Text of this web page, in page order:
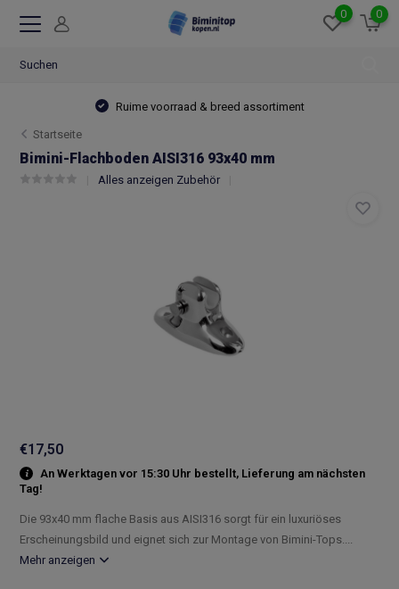
0 0
Ruime voorraad & breed assortiment
Startseite
Bimini-Flachboden AISI316 93x40 mm
Alles anzeigen Zubehör
€17,50
An Werktagen vor 15:30 Uhr bestellt, Lieferung am nächsten
Tag!
Die 93x40 mm flache Basis aus AISI316 sorgt für ein luxuriöses
Erscheinungsbild und eignet sich zur Montage von Bimini-Tops....
Mehr anzeigen